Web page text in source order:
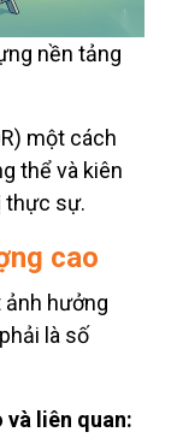
nền tảng
một cách
thể và kiên
thực sự.
cao
hưởng
là số
và liên quan: